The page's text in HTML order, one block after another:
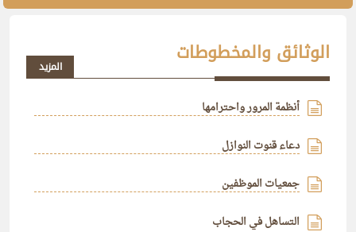
الوثائق والمخطوطات المزيد
أنظمة المرور واحترامها
دعاء قنوت النوازل
جمعيات الموظفين
التساهل في الحجاب